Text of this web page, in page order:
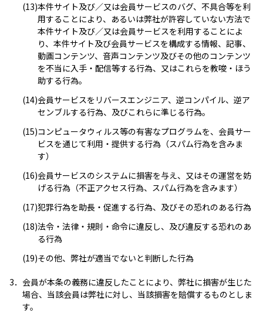
(13)本件サイト及び／又は会員サービスのバグ、不具合等を利
用することにより、あるいは弊社が許容していない方法で
本件サイト及び／又は会員サービスを利用することによ
り、本件サイト及び会員サービスを構成する情報、記事、
動画コンテンツ、音声コンテンツ及びその他のコンテンツ
を不当に入手・配信等する行為、又はこれらを教唆・ほう
助する行為。
(14)会員サービスをリバースエンジニア、逆コンパイル、逆ア
センブルする行為、及びこれらに準じる行為。
(15)コンピュータウィルス等の有害なプログラムを、会員サー
ビスを通じて利用・提供する行為（スパム行為を含みま
す）
(16)会員サービスのシステムに損害を与え、又はその運営を妨
げる行為（不正アクセス行為、スパム行為を含みます）
(17)犯罪行為を助長・促進する行為、及びその恐れのある行為
(18)法令・法律・規則・命令に違反し、及び違反する恐れのあ
る行為
(19)その他、弊社が適当でないと判断した行為
3． 会員が本条の義務に違反したことにより、弊社に損害が生じた
場合、当該会員は弊社に対し、当該損害を賠償するものとしま
す。